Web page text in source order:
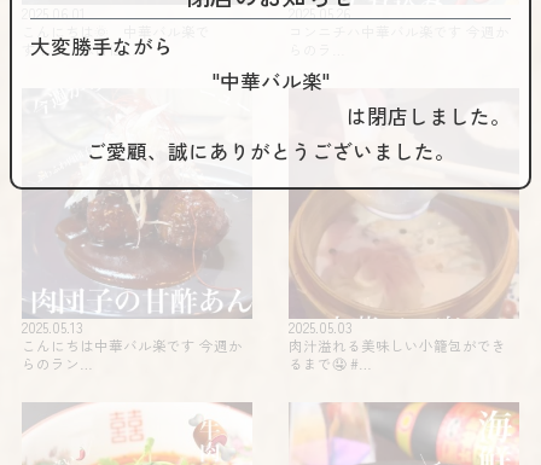
す！ 本日は…
2025.05.26
2025.05.13
こんにちは中華バル楽です 今週か
らのラン…
2025.05.03
肉汁溢れる美味しい小籠包ができ
るまで🤤 #…
大変勝手ながら
"中華バル楽"
は閉店しました。
ご愛顧、誠にありがとうございました。